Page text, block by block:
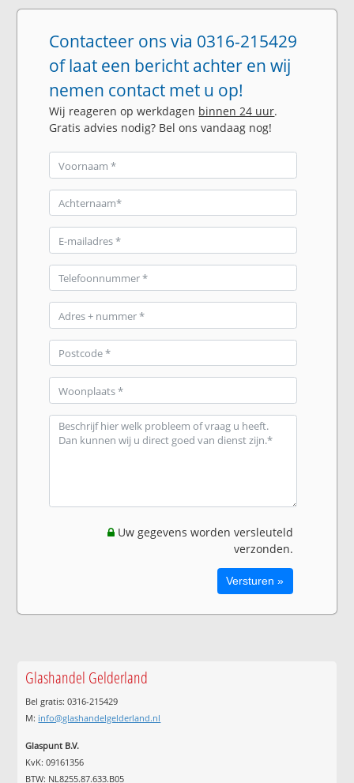
Contacteer ons via 0316-215429
of laat een bericht achter en wij
nemen contact met u op!
Wij reageren op werkdagen binnen 24 uur.
Gratis advies nodig? Bel ons vandaag nog!
Uw gegevens worden versleuteld
verzonden.
Glashandel Gelderland
Bel gratis: 0316-215429
M: info@glashandelgelderland.nl
Glaspunt B.V.
KvK: 09161356
BTW: NL8255.87.633.B05